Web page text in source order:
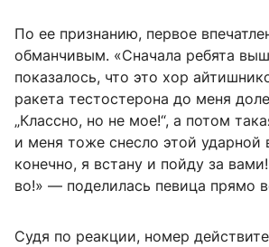
По ее признанию, первое
обманчивым. «Сначала ребята
показалось, что это хор
ракета тестостерона до меня
„Классно, но не мое!“, а потом
и меня тоже снесло этой ударной
конечно, я встану и пойду за
во!» — поделилась певица прямо
Судя по реакции, номер